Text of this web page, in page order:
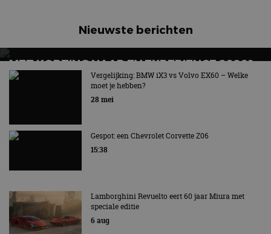
Nieuwste berichten
MET KORTING NAAR EV EXPERIENCE 2026?
AUTORAI REGELT HET!
EV Experience 2026 van 24 tot 26 september
Vergelijking: BMW iX3 vs Volvo EX60 – Welke
moet je hebben?
28 mei
Gespot: een Chevrolet Corvette Z06
15:38
Lamborghini Revuelto eert 60 jaar Miura met
speciale editie
6 aug